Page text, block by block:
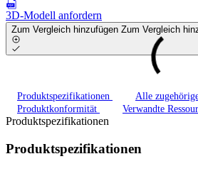
3D-Modell anfordern
Zum Vergleich hinzufügen Zum Vergleich
Produktspezifikationen
Alle
Produktkonformität
Verwandte
Produktspezifikationen
Produktspezifikationen